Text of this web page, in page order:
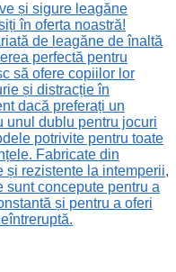
și sigure leagăne
în oferta noastră!
de leagăne de înaltă
perfectă pentru
să ofere copiilor lor
și distracție în
dacă preferați un
unul dublu pentru jocuri
potrivite pentru toate
Fabricate din
și rezistente la intemperii,
sunt concepute pentru a
și pentru a oferi